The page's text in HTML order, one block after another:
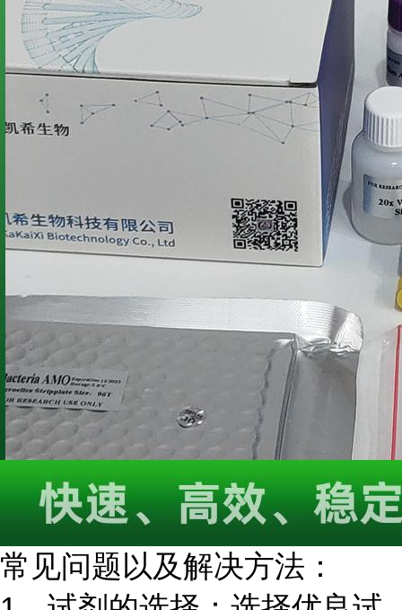
常见问题以及解决方法：